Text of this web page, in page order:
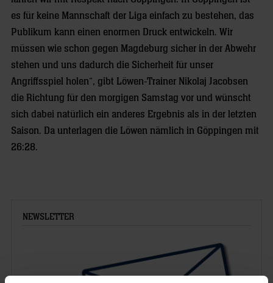
es für keine Mannschaft der Liga einfach zu bestehen, das
Publikum kann einen enormen Druck entwickeln. Wir
müssen wie schon gegen Magdeburg sicher in der Abwehr
stehen und uns dadurch die Sicherheit für unser
Angriffsspiel holen“, gibt Löwen-Trainer Nikolaj Jacobsen
die Richtung für den morgigen Samstag vor und wünscht
sich dabei natürlich ein anderes Ergebnis als in der letzten
Saison. Da unterlagen die Löwen nämlich in Göppingen mit
26:28.
NEWSLETTER